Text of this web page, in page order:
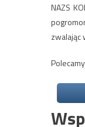
NAZS
zwalając